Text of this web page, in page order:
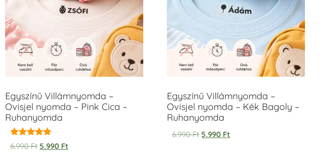
Egyszínű Villámnyomda –
Ovisjel nyomda – Pink Cica –
Ruhanyomda
Értékelés:
5.00
6.990Ft 5.990 Ft
Egyszínű Villámnyomda –
Ovisjel nyomda – Kék Bagoly –
Ruhanyomda
6.990Ft 5.990 Ft